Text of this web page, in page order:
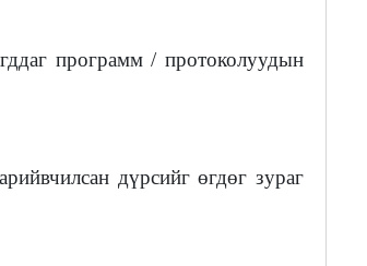
программ / протоколуудын
дүрсийг өгдөг зураг